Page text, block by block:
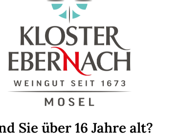
Sie über 16 Jahre alt?
entsprechen.